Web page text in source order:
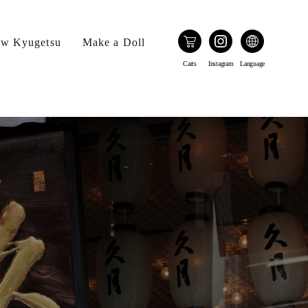
Kyugetsu Make a Doll
Carts Instagram Language